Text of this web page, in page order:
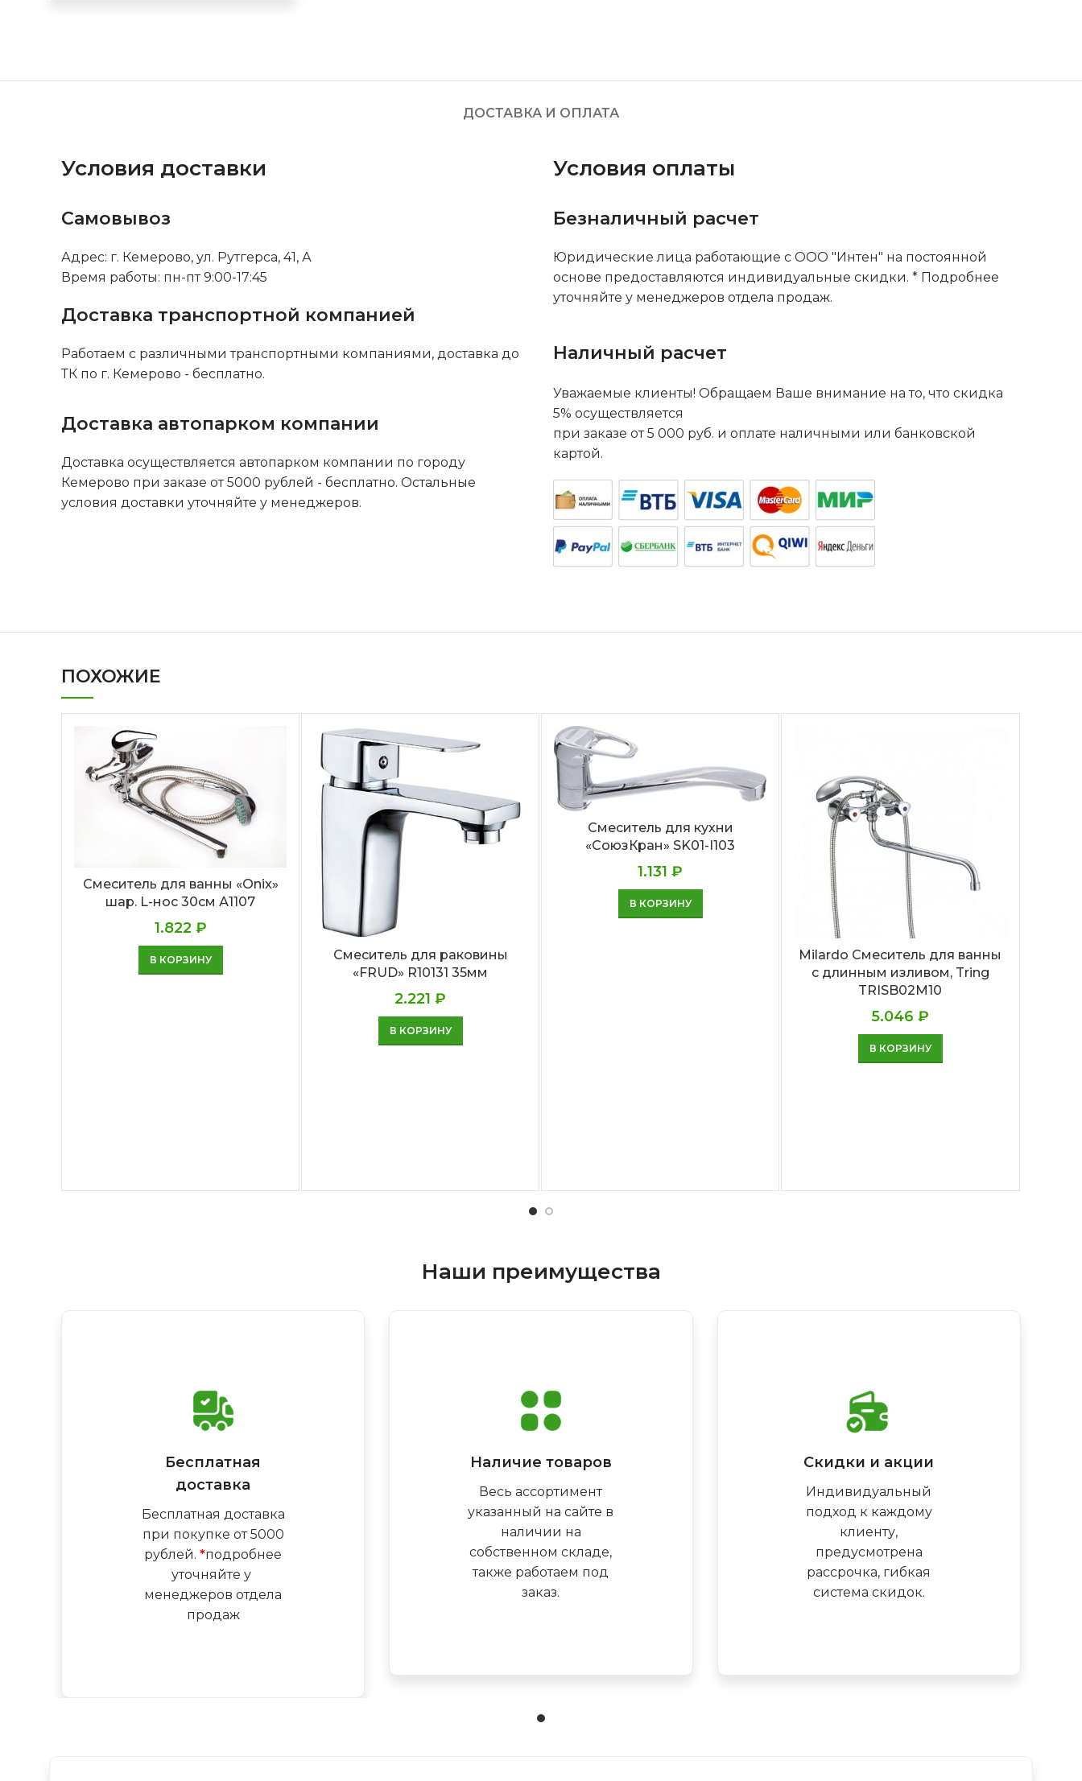
ДОСТАВКА И ОПЛАТА
Условия доставки
Самовывоз
Адрес: г. Кемерово, ул. Рутгерса, 41, А
Время работы: пн-пт 9:00-17:45
Доставка транспортной компанией
Работаем с различными транспортными компаниями, доставка до
ТК по г. Кемерово - бесплатно.
Доставка автопарком компании
Доставка осуществляется автопарком компании по городу
Кемерово при заказе от 5000 рублей - бесплатно. Остальные
условия доставки уточняйте у менеджеров.
Условия оплаты
Безналичный расчет
Юридические лица работающие с ООО "Интен" на постоянной
основе предоставляются индивидуальные скидки. * Подробнее
уточняйте у менеджеров отдела продаж.
Наличный расчет
Уважаемые клиенты! Обращаем Ваше внимание на то, что скидка
5% осуществляется
при заказе от 5 000 руб. и оплате наличными или банковской
картой.
ПОХОЖИЕ
Смеситель для ванны «Onix»
шар. L-нос 30см А1107
1.822 ₽
В КОРЗИНУ
Смеситель для раковины
«FRUD» R10131 35мм
2.221₽
В КОРЗИНУ
Смеситель для кухни
«СоюзКран» SK01-I103
1.131₽
В КОРЗИНУ
Milardo Смеситель для ванны
с длинным изливом, Tring
TRISB02M10
5.046₽
В КОРЗИНУ
Наши преимущества
Бесплатная
доставка
Бесплатная доставка
при покупке от 5000
рублей.*подробнее
уточняйте у
менеджеров отдела
продаж
Наличие товаров
Весь ассортимент
указанный на сайте в
наличии на
собственном складе,
также работаем под
заказ.
Скидки и акции
Индивидуальный
подход к каждому
клиенту,
предусмотрена
рассрочка, гибкая
система скидок.